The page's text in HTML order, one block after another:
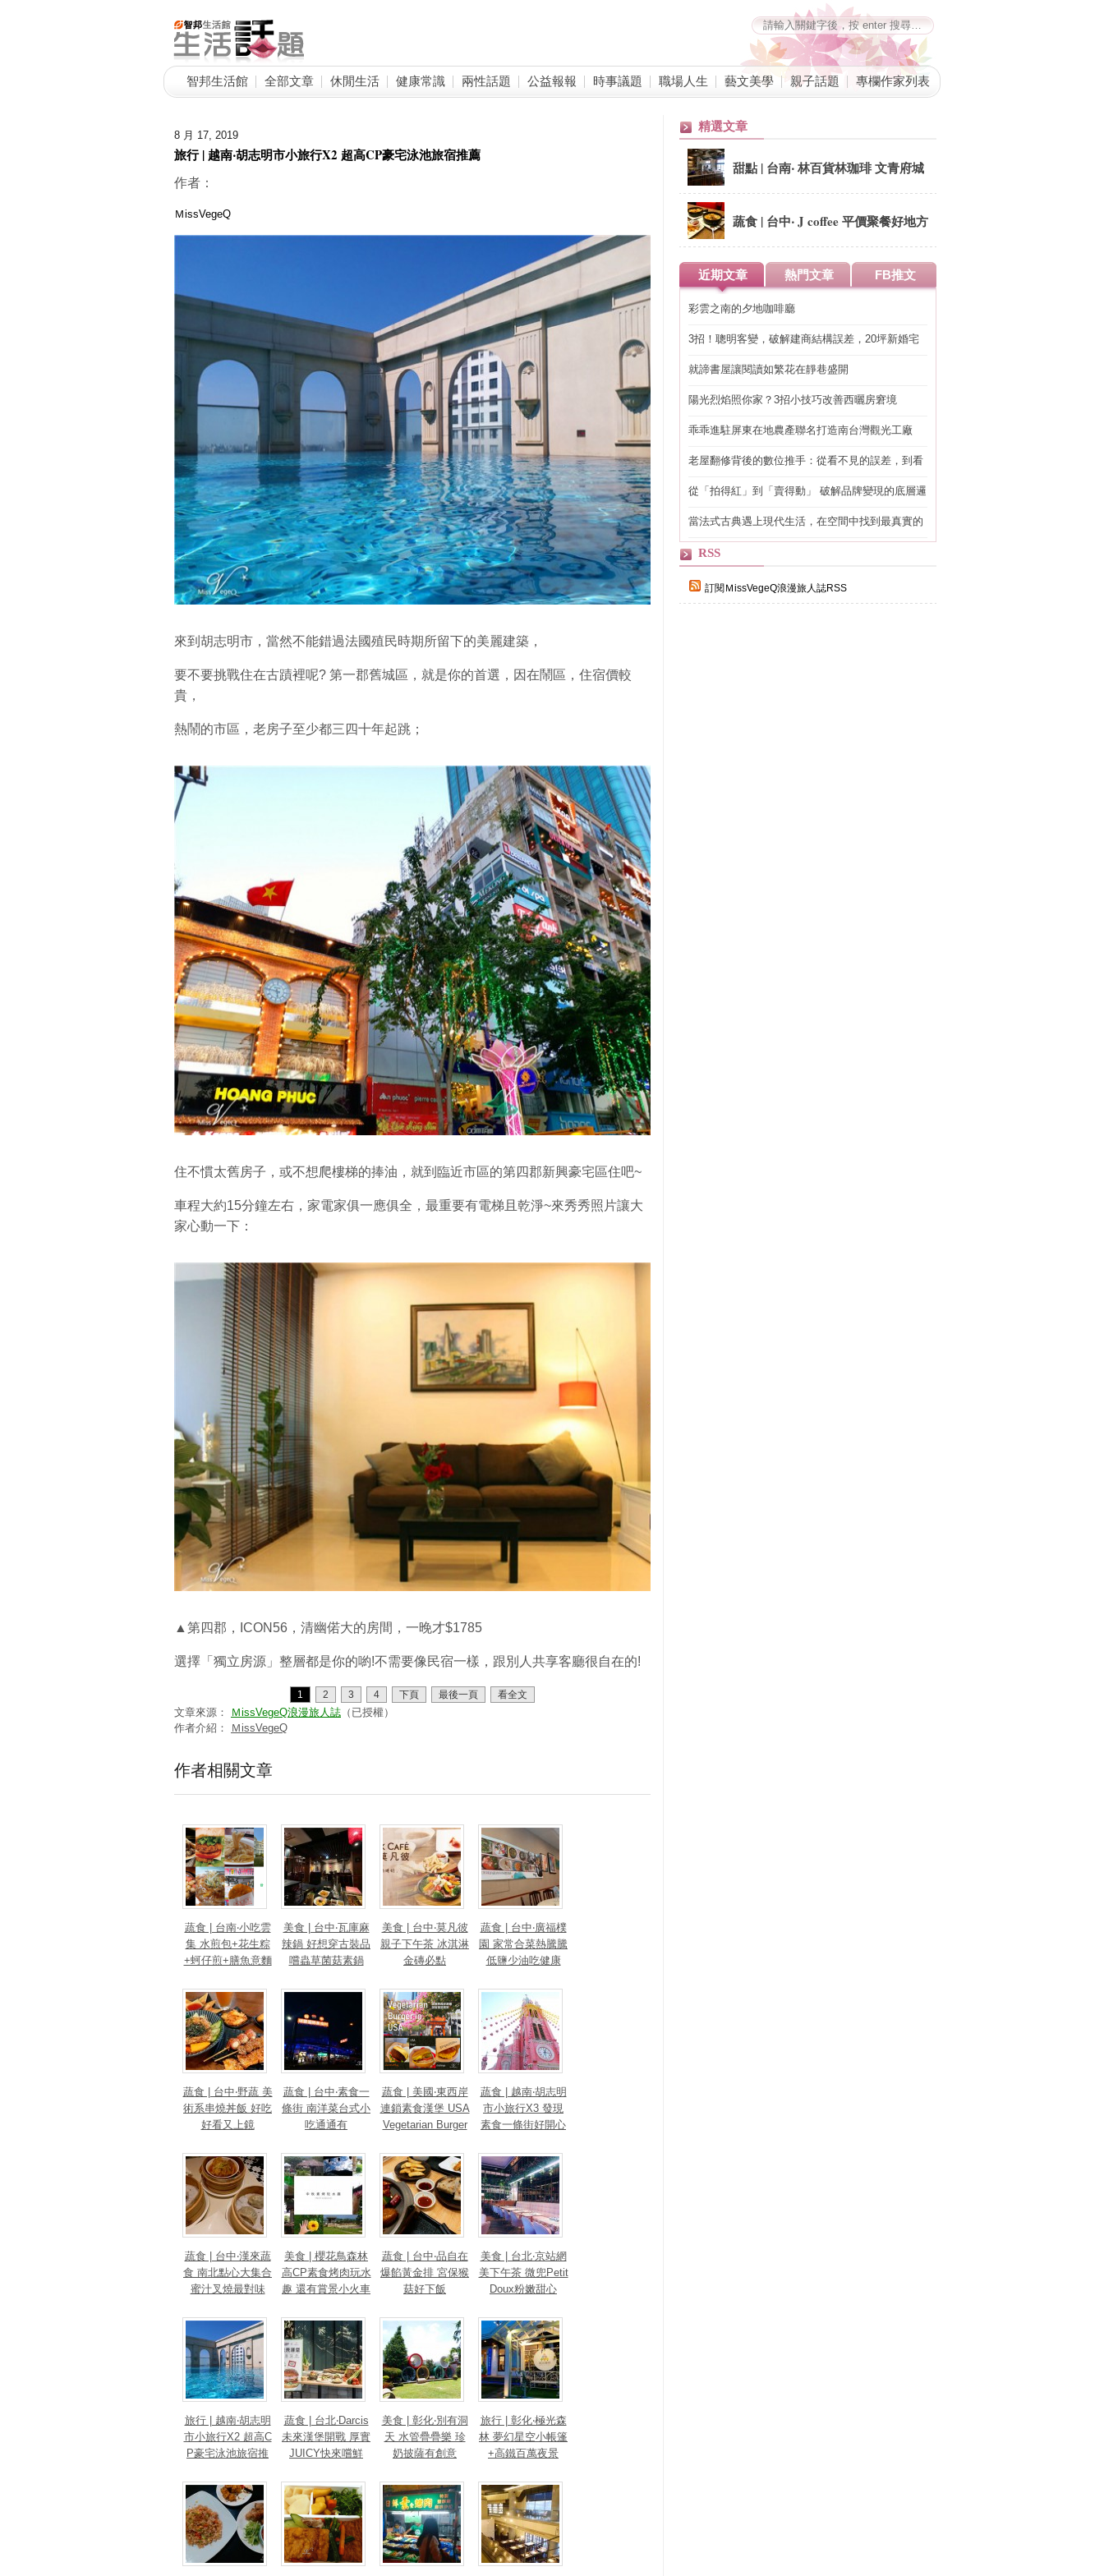
智邦生活館 全部文章 休閒生活 健康常識 兩性話題 公益報報 時事議題 職場人生 藝文美學 親子話題 專欄作家列表
8 月 17, 2019
旅行 | 越南‧胡志明市小旅行X2 超高CP豪宅泳池旅宿推薦
作者：
ＭissVegeQ
來到胡志明市，當然不能錯過法國殖民時期所留下的美麗建築，
要不要挑戰住在古蹟裡呢? 第一郡舊城區，就是你的首選，因在鬧區，住宿價較
貴，
熱鬧的市區，老房子至少都三四十年起跳；
住不慣太舊房子，或不想爬樓梯的捧油，就到臨近市區的第四郡新興豪宅區住吧~
車程大約15分鐘左右，家電家俱一應俱全，最重要有電梯且乾淨~來秀秀照片讓大
家心動一下：
▲第四郡，ICON56，清幽偌大的房間，一晚才$1785
選擇「獨立房源」整層都是你的喲!不需要像民宿一樣，跟別人共享客廳很自在的!
1 2 3 4 下頁 最後一頁 看全文
文章來源： ＭissVegeQ浪漫旅人誌 （已授權）
作者介紹：
ＭissVegeQ
作者相關文章
蔬食 | 台南‧小吃雲
集 水煎包+花生粽
+蚵仔煎+膳魚意麵
美食 | 台中‧瓦庫麻
辣鍋 好想穿古裝品
嚐蟲草菌菇素鍋
美食 | 台中‧莫凡彼
親子下午茶 冰淇淋
金磚必點
蔬食 | 台中‧廣福樸
園 家常合菜熱騰騰
低鹽少油吃健康
蔬食 | 台中‧野蔬 美
術系串燒丼飯 好吃
好看又上鏡
蔬食 | 台中‧素食一
條街 南洋菜台式小
吃通通有
蔬食 | 美國‧東西岸
連鎖素食漢堡 USA
Vegetarian Burger
蔬食 | 越南‧胡志明
市小旅行X3 發現
素食一條街好開心
蔬食 | 台中‧漢來蔬
食 南北點心大集合
蜜汁叉燒最對味
美食 | 櫻花鳥森林
高CP素食烤肉玩水
趣 還有賞景小火車
蔬食 | 台中‧品自在
爆餡黃金排 宮保猴
菇好下飯
美食 | 台北‧京站網
美下午茶 微兜Petit
Doux粉嫩甜心
旅行 | 越南‧胡志明
市小旅行X2 超高C
P豪宅泳池旅宿推
蔬食 | 台北‧Darcis
未來漢堡開戰 厚實
JUICY快來嚐鮮
美食 | 彰化‧別有洞
天 水管疊疊樂 珍
奶披薩有創意
旅行 | 彰化‧極光森
林 夢幻星空小帳篷
+高鐵百萬夜景
精選文章
甜點 | 台南‧ 林百貨林珈琲 文青府城
回憶錄
蔬食 | 台中‧ J coffee 平價聚餐好地方
近期文章 熱門文章 FB推文
彩雲之南的夕地咖啡廳
3招！聰明客變，破解建商結構誤差，20坪新婚宅
就諦書屋讓閱讀如繁花在靜巷盛開
陽光烈焰照你家？3招小技巧改善西曬房窘境
乖乖進駐屏東在地農產聯名打造南台灣觀光工廠
老屋翻修背後的數位推手：從看不見的誤差，到看
從「拍得紅」到「賣得動」 破解品牌變現的底層邏
當法式古典遇上現代生活，在空間中找到最真實的
RSS
訂閱ＭissVegeQ浪漫旅人誌RSS